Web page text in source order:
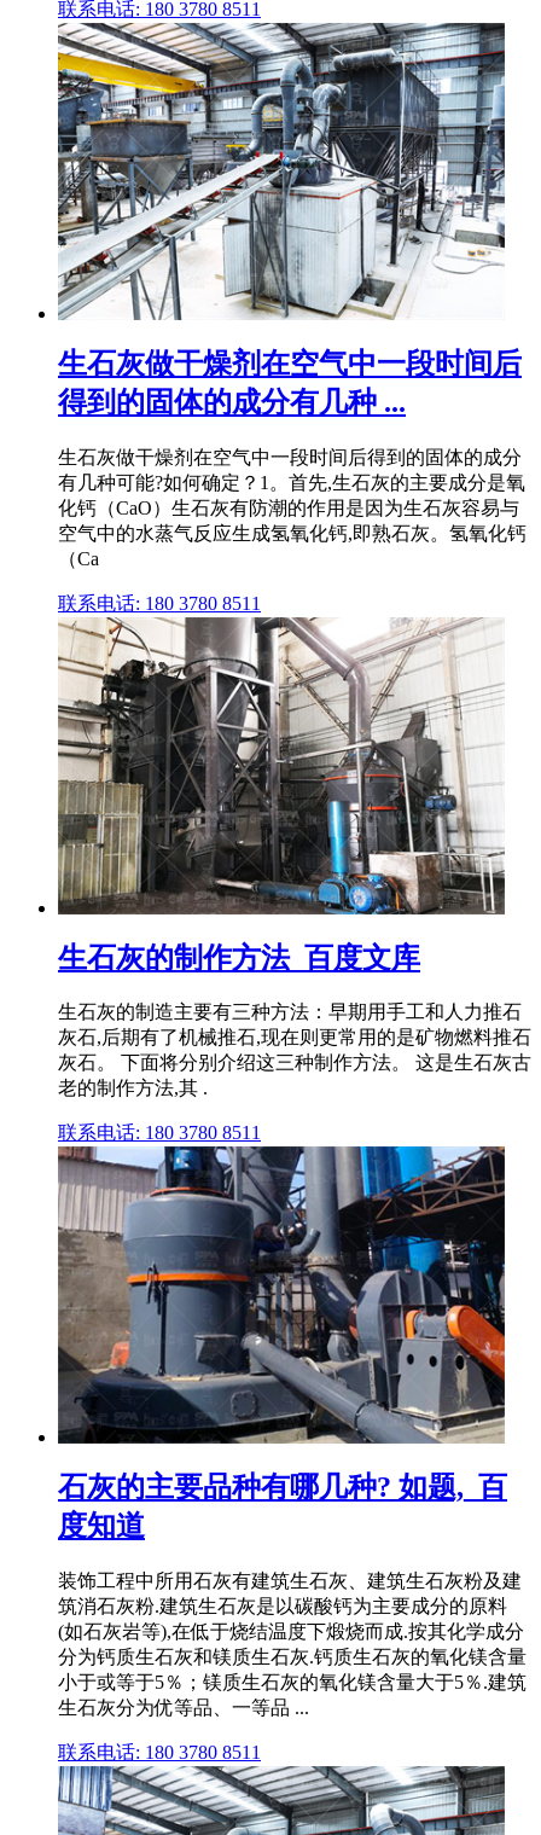
联系电话: 180 3780 8511
生石灰做干燥剂在空气中一段时间后
得到的固体的成分有几种 ...
生石灰做干燥剂在空气中一段时间后得到的固体的成分
有几种可能?如何确定？1。首先,生石灰的主要成分是氧
化钙（CaO）生石灰有防潮的作用是因为生石灰容易与
空气中的水蒸气反应生成氢氧化钙,即熟石灰。氢氧化钙
（Ca
联系电话: 180 3780 8511
生石灰的制作方法_百度文库
生石灰的制造主要有三种方法：早期用手工和人力推石
灰石,后期有了机械推石,现在则更常用的是矿物燃料推石
灰石。 下面将分别介绍这三种制作方法。 这是生石灰古
老的制作方法,其 .
联系电话: 180 3780 8511
石灰的主要品种有哪几种? 如题,_百
度知道
装饰工程中所用石灰有建筑生石灰、建筑生石灰粉及建
筑消石灰粉.建筑生石灰是以碳酸钙为主要成分的原料
(如石灰岩等),在低于烧结温度下煅烧而成.按其化学成分
分为钙质生石灰和镁质生石灰.钙质生石灰的氧化镁含量
小于或等于5％；镁质生石灰的氧化镁含量大于5％.建筑
生石灰分为优等品、一等品 ...
联系电话: 180 3780 8511